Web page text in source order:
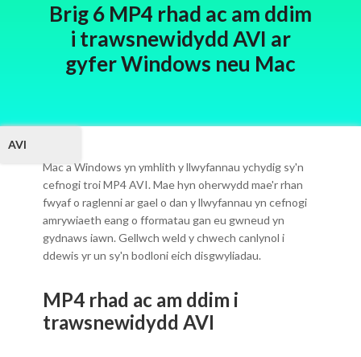
Brig 6 MP4 rhad ac am ddim
i trawsnewidydd AVI ar
gyfer Windows neu Mac
AVI
Mac a Windows yn ymhlith y llwyfannau ychydig sy'n
cefnogi troi MP4 AVI. Mae hyn oherwydd mae'r rhan
fwyaf o raglenni ar gael o dan y llwyfannau yn cefnogi
amrywiaeth eang o fformatau gan eu gwneud yn
gydnaws iawn. Gellwch weld y chwech canlynol i
ddewis yr un sy'n bodloni eich disgwyliadau.
MP4 rhad ac am ddim i
trawsnewidydd AVI